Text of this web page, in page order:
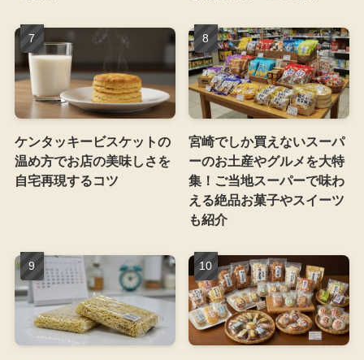
ケンタッキービスケットの
温め方でお店の美味しさを
自宅再現するコツ
宮崎でしか買えないスーパ
ーのお土産やグルメを大特
集！ご当地スーパーで味わ
える絶品お菓子やスイーツ
も紹介